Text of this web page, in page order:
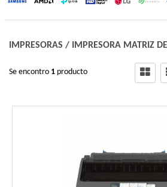
IMPRESORAS / IMPRESORA MATRIZ
Se encontro 1 producto